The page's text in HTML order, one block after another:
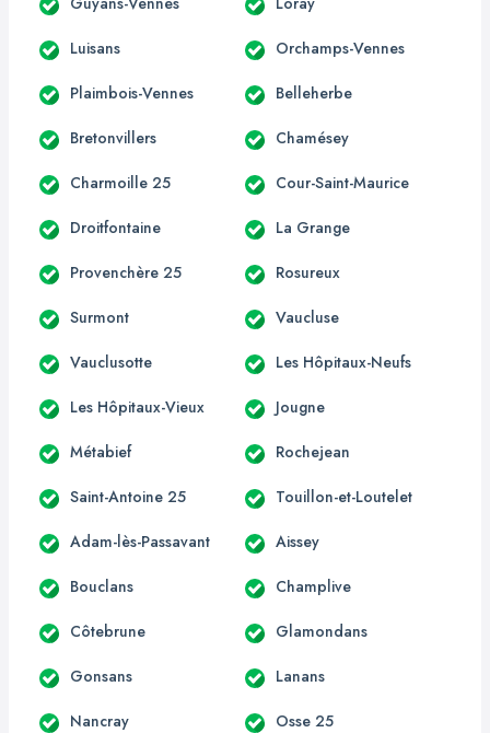
Luisans Orchamps-Vennes
Plaimbois-Vennes Belleherbe
Bretonvillers Chamésey
Charmoille 25 Cour-Saint-Maurice
Droitfontaine La Grange
Provenchère 25 Rosureux
Surmont Vaucluse
Vauclusotte Les Hôpitaux-Neufs
Les Hôpitaux-Vieux Jougne
Métabief Rochejean
Saint-Antoine 25 Touillon-et-Loutelet
Adam-lès-Passavant Aissey
Bouclans Champlive
Côtebrune Glamondans
Gonsans Lanans
Nancray Osse 25